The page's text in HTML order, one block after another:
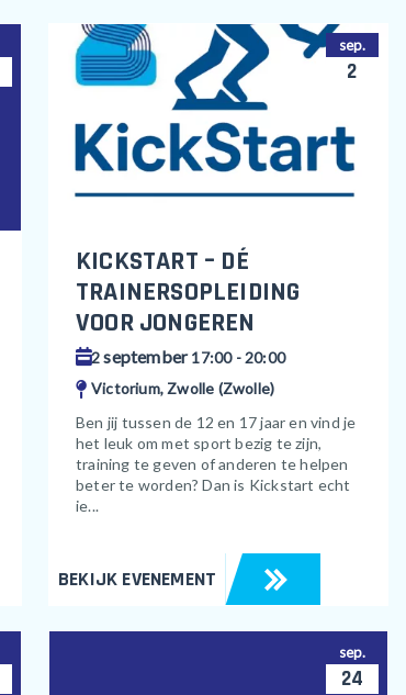
sep.
2
KICKSTART – DÉ
TRAINERSOPLEIDING
VOOR JONGEREN
2september17:00 - 20:00
Victorium, Zwolle (Zwolle)
Ben jij tussen de 12 en 17 jaar en vind je
het leuk om met sport bezig te zijn,
training te geven of anderen te helpen
beter te worden? Dan is Kickstart echt
ie...
BEKIJK EVENEMENT
sep.
24